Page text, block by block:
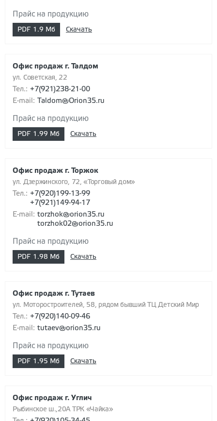
Прайс на продукцию
PDF 1.9 Мб Скачать
Офис продаж г. Талдом
ул. Советская, 22
Тел.: +7(921)238-21-00
E-mail:
Taldom@Orion35.ru
Прайс на продукцию
PDF 1.99 Мб Скачать
Офис продаж г. Торжок
ул. Дзержинского, 72, «Торговый дом»
Тел.: +7(920)199-13-99
+7(921)149-94-17
E-mail: torzhok@orion35.ru
torzhok02@orion35.ru
Прайс на продукцию
PDF 1.98 Мб Скачать
Офис продаж г. Тутаев
ул. Моторостроителей, 58, рядом бывший ТЦ Детский Мир
Тел.: +7(920)140-09-46
E-mail: tutaev@orion35.ru
Прайс на продукцию
PDF 1.95 Мб Скачать
Офис продаж г. Углич
Рыбинское ш.,20А ТРК «Чайка»